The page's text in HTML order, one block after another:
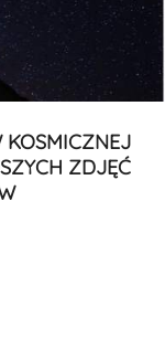
KOSMICZNEJ
ZDJĘĆ